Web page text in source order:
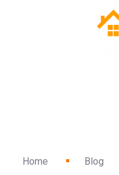
Home Blog